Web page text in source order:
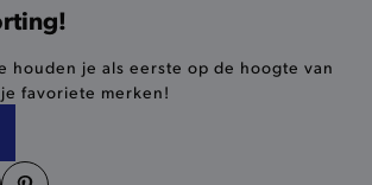
houden je als eerste op de hoogte van
favoriete merken!
val